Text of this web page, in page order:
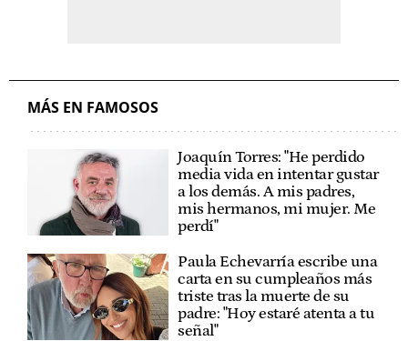
MÁS EN FAMOSOS
Joaquín Torres: "He perdido
media vida en intentar gustar
a los demás. A mis padres,
mis hermanos, mi mujer. Me
perdí"
Paula Echevarría escribe una
carta en su cumpleaños más
triste tras la muerte de su
padre: "Hoy estaré atenta a tu
señal"